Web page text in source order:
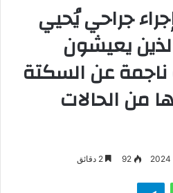
جراحي يُحيي
يعيشون
عن السكتة
من الحالات
92
واتساب تيلقرام